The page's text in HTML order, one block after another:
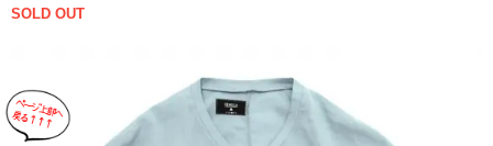
SOLD OUT